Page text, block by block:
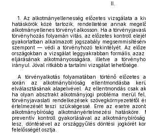
II.
1. Az alkotmányellenesség előzetes vizsgálata a
hatáskörök közé tartozik, rendeltetése annak
alkotmányellenes törvényt alkosson. Ha a
törvényhozás folyamán vitás, az előzetes kontroll
gyakorlatban alkalmazott jogszabály
szempont — védi a törvényhozó tekintélyét. Az
országokban a vizsgálat leggyakrabban formális,
eljárásának alkotmányosságára, illetve a
irányul. Jóval ritkább a tartalmi vizsgálat lehetősége.
A törvényalkotás folyamatában történő előzetes
során az alkotmánybíróság ellentmondásba
elválasztásának alapelvével. Az ellentmondás csak
ha olyan absztrakt alkotmányjogi probléma merül
törvényjavaslati rendelkezések szövegkörnyezetétől
értelmezését teszi szükségessé. Erre az esetre
alkotmánybíróság alkotmányértelmezési
preventív kontroll gyakorlásával az
lesz, döntésével az országgyűlés döntési jogkörét
felelősségét osztja.